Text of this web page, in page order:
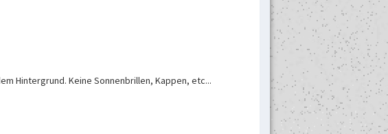
Hintergrund. Keine Sonnenbrillen, Kappen, etc...